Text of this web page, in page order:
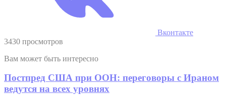
Вконтакте
3430 просмотров
Вам может быть интересно
Постпред США при ООН: переговоры с Ираном
ведутся на всех уровнях